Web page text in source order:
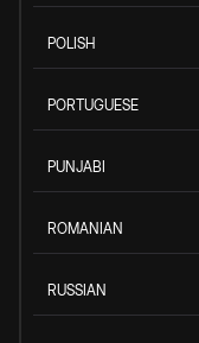
POLISH
PORTUGUESE
PUNJABI
ROMANIAN
RUSSIAN